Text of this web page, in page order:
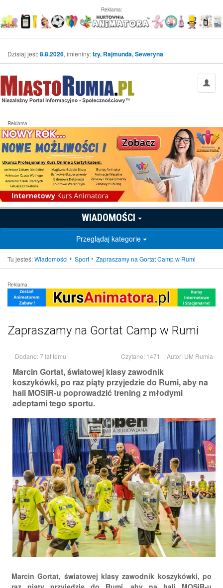
Reklama:
Dzisiaj jest:8.8.2026, imieniny:Izy, Rajmunda, Seweryna
Reklama
WIADOMOŚCI
Przeglądaj kategorie
Tu jesteś:Wiadomości Sport Zapraszamy na Gortat Camp w Rumi
Reklama:
Zapraszamy na Gortat Camp w Rumi
Dodano: 7 lat temu Czytane: 1471 Autor: UM Rumia
Marcin Gortat, światowej klasy zawodnik
koszykówki, po raz piąty przyjedzie do Rumi, aby na
hali MOSiR-u poprowadzić trening z młodymi
adeptami tego sportu.
Marcin Gortat, światowej klasy zawodnik koszykówki, po